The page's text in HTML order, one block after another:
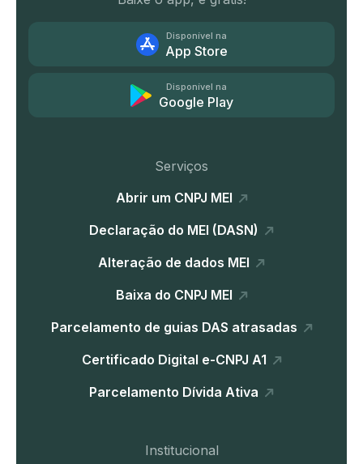
Disponível na
App Store
Disponível na
Google Play
Serviços
Abrir um CNPJ MEI
Declaração do MEI (DASN)
Alteração de dados MEI
Baixa do CNPJ MEI
Parcelamento de guias DAS atrasadas
Certificado Digital e-CNPJ A1
Parcelamento Dívida Ativa
Institucional